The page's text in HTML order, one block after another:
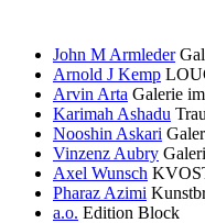
John M Armleder
Arnold J Kemp
Arvin Arta Galerie
Karimah Ashadu
Nooshin Askari
Vinzenz Aubry
Axel Wunsch
Pharaz Azimi
a.o. Edition Block